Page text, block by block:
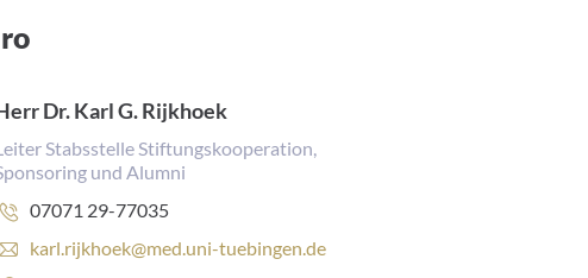
Dr. Karl G. Rijkhoek
Stabsstelle Stiftungskooperation,
und Alumni
Telefonnummer:
07071 29-77035
E
karl.rijkhoek@med.uni-tuebingen.de